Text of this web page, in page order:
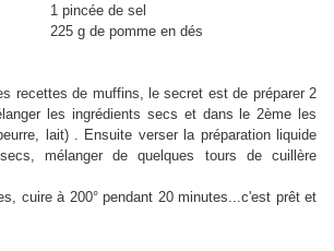
de sel
en dés
recettes de muffins, le secret est de préparer 2
les ingrédients secs et dans le 2ème les
lait) . Ensuite verser la préparation liquide
mélanger de quelques tours de cuillère
cuire à 200° pendant 20 minutes...c'est prêt et